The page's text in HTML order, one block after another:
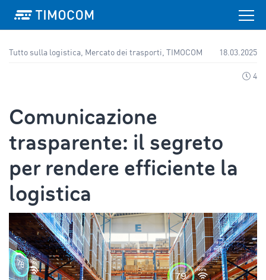
Tutto sulla logistica, Mercato dei trasporti, TIMOCOM 18.03.2025
4
Comunicazione
trasparente: il segreto
per rendere efficiente la
logistica